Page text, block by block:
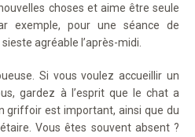
choses et aime être seule
exemple, pour une séance de
agréable l’après-midi.
Si vous voulez accueillir un
gardez à l’esprit que le chat a
griffoir est important, ainsi que du
Vous êtes souvent absent ?